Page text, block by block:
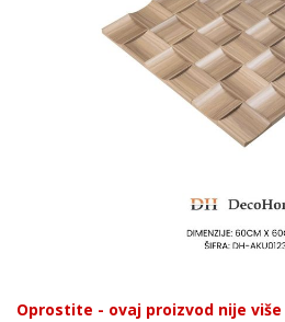
Oprostite - ovaj proizvod nije